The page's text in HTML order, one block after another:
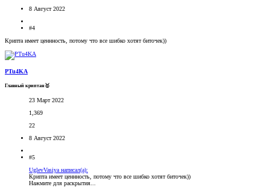
8 Август 2022
#4
Крипта имеет ценнность, потому что все шибко хотят биточек))
PTu4KA
Главный криптан🥇
23 Март 2022
1,369
22
8 Август 2022
#5
UglevVasiya написал(а):
Крипта имеет ценнность, потому что все шибко хотят биточек))
Нажмите для раскрытия...